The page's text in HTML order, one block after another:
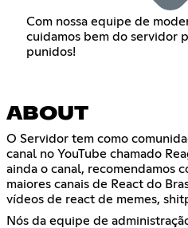
Com nossa equipe de
cuidamos bem do servidor
punidos!
ABOUT
O Servidor tem como
canal no YouTube chamado
ainda o canal, recomendamos
maiores canais de React do
vídeos de react de memes,
Nós da equipe de